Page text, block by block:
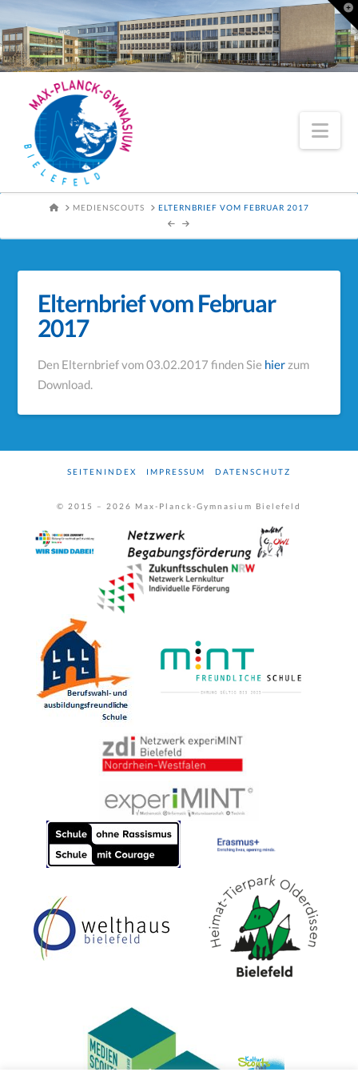
HOMEMEDIENSCOUTS ELTERNBRIEF VOM FEBRUAR 2017
Elternbrief vom Februar
2017
Den Elternbrief vom 03.02.2017 finden Sie hier zum
Download.
SEITENINDEX IMPRESSUM DATENSCHUTZ
© 2015 – 2026 Max-Planck-Gymnasium Bielefeld